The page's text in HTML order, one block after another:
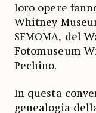
loro opere
Whitney
SFMOMA, del
Fotomuseum
Pechino.
In questa
genealogia